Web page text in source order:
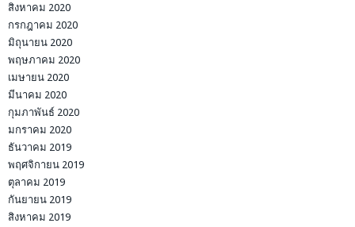
สิงหาคม 2020
กรกฎาคม 2020
มิถุนายน 2020
พฤษภาคม 2020
เมษายน 2020
มีนาคม 2020
กุมภาพันธ์ 2020
มกราคม 2020
ธันวาคม 2019
พฤศจิกายน 2019
ตุลาคม 2019
กันยายน 2019
สิงหาคม 2019